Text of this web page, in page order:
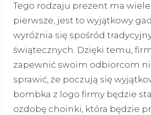
Tego rodzaju prezent ma wiele
pierwsze, jest to wyjątkowy
wyróżnia się spośród
świątecznych. Dzięki temu,
zapewnić swoim odbiorcom
sprawić, że poczują się
bombka z logo firmy będzie
ozdobę choinki, która będzie